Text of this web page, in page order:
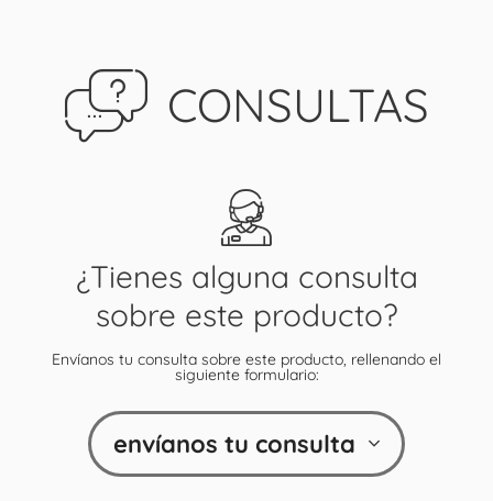
CONSULTAS
¿Tienes alguna consulta
sobre este producto?
Envíanos tu consulta sobre este producto, rellenando el
siguiente formulario:
envíanos tu consulta